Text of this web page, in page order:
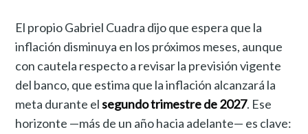
El propio Gabriel Cuadra dijo que espera que la
inflación disminuya en los próximos meses, aunque
con cautela respecto a revisar la previsión vigente
del banco, que estima que la inflación alcanzará la
meta durante elsegundo trimestre de 2027. Ese
horizonte —más de un año hacia adelante— es clave: